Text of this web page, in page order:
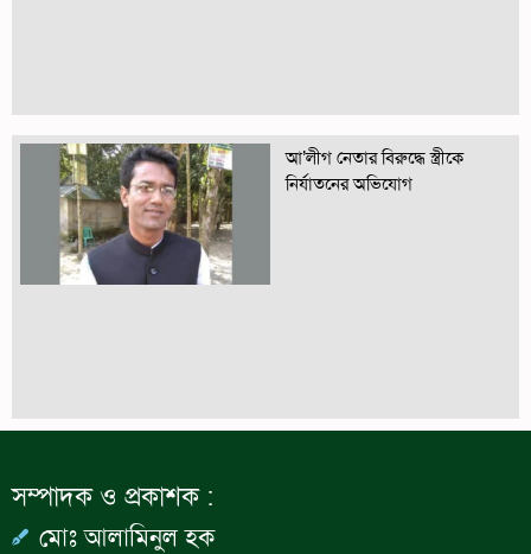
আ’লীগ নেতার বিরুদ্ধে স্ত্রীকে
নির্যাতনের অভিযোগ
সম্পাদক ও প্রকাশক :
মোঃ আলামিনুল হক